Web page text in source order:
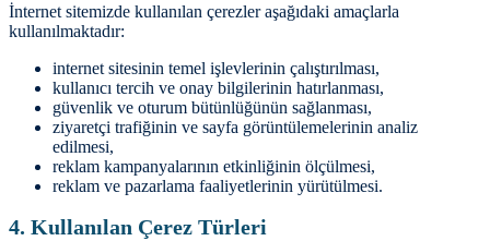
İnternet sitemizde kullanılan çerezler aşağıdaki amaçlarla
kullanılmaktadır:
internet sitesinin temel işlevlerinin çalıştırılması,
kullanıcı tercih ve onay bilgilerinin hatırlanması,
güvenlik ve oturum bütünlüğünün sağlanması,
ziyaretçi trafiğinin ve sayfa görüntülemelerinin analiz
edilmesi,
reklam kampanyalarının etkinliğinin ölçülmesi,
reklam ve pazarlama faaliyetlerinin yürütülmesi.
4. Kullanılan Çerez Türleri